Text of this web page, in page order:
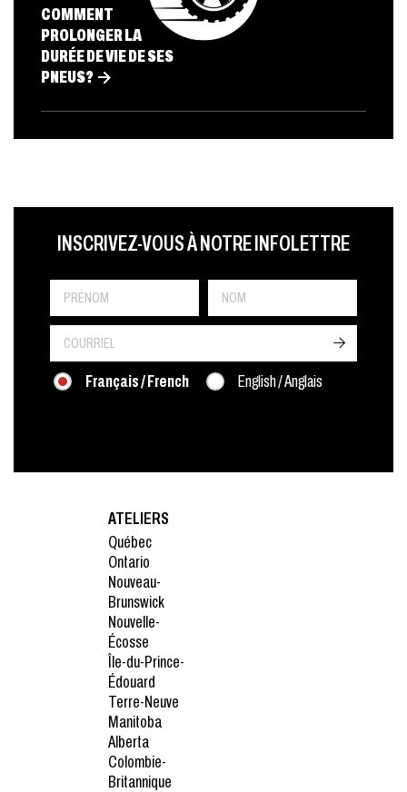
COMMENT
PROLONGER LA
DURÉE DE VIE DE SES
PNEUS?
PRÉNOM
LAST NAME
INSCRIVEZ-VOUS À NOTRE INFOLETTRE
LANGUE
Français / French English / Anglais
->
ATELIERS
Québec
Ontario
Nouveau-
Brunswick
Nouvelle-
Écosse
Île-du-Prince-
Édouard
Terre-Neuve
Manitoba
Alberta
Colombie-
Britannique